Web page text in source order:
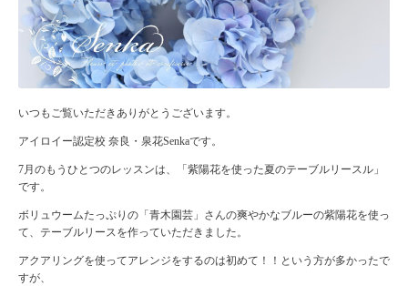
いつもご覧いただきありがとうございます。
アイロイー認定校 奈良・泉花Senkaです。
7月のもうひとつのレッスンは、「紫陽花を使った夏のテーブルリースル」
です。
ボリュウームたっぷりの「青木園芸」さんの爽やかなブルーの紫陽花を使っ
て、テーブルリースを作っていただきました。
アクアリングを使ってアレンジをするのは初めて！！という方が多かったで
すが、